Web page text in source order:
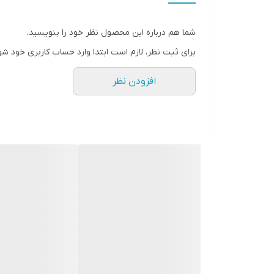
شما هم درباره این محصول نظر خود را بنویسید.
برای ثبت نظر، لازم است ابتدا وارد حساب کاربری خود
افزودن نظر